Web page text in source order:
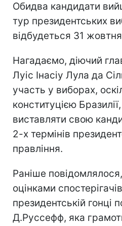
Обидва кандидати
тур президентських
відбудеться 31
Нагадаємо, діючий
Луіс Інасіу Лула да
участь у виборах,
конституцією
виставляти свою
2-х термінів
правління.
Раніше
оцінками
президентській гонці
Д.Руссефф, яка